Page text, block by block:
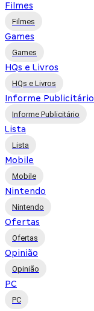
Filmes
Filmes
Games
Games
HQs e Livros
HQs e Livros
Informe Publicitário
Informe Publicitário
Lista
Lista
Mobile
Mobile
Nintendo
Nintendo
Ofertas
Ofertas
Opinião
Opinião
PC
PC